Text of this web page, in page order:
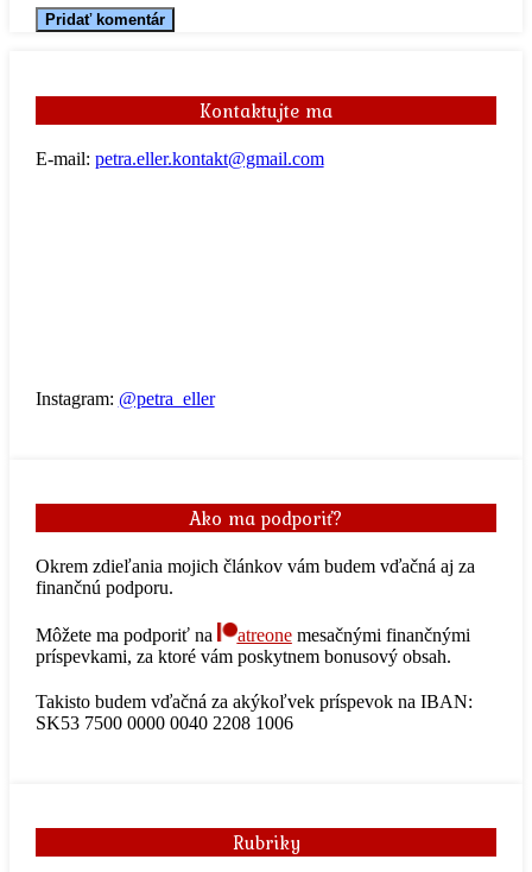
Kontaktujte ma
E-mail: petra.eller.kontakt@gmail.com
Instagram: @petra_eller
Ako ma podporiť?
Okrem zdieľania mojich článkov vám budem vďačná aj za
finančnú podporu.
Môžete ma podporiť na atreonemesačnými finančnými
príspevkami, za ktoré vám poskytnem bonusový obsah.
Takisto budem vďačná za akýkoľvek príspevok na IBAN:
SK53 7500 0000 0040 2208 1006
Rubriky